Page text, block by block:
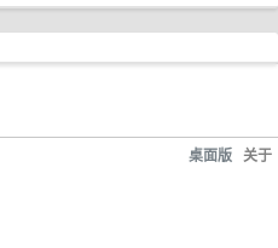
桌面版 关于